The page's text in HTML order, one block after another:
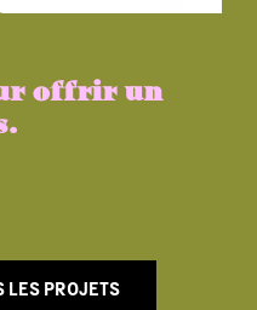
offrir un
LES PROJETS